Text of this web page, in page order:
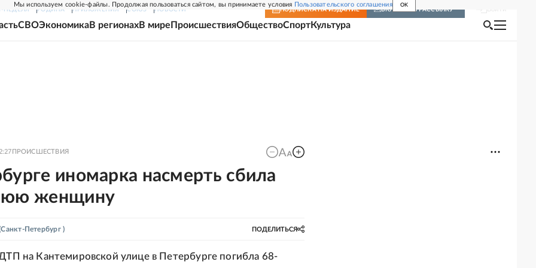
Мы используем cookie-файлы. Продолжая пользоваться сайтом, вы принимаете условия Пользовательского соглашения OK
НЕДЕЛЯ РОДИНА ПРИЛОЖЕНИЯ СОЮЗ НОВОСТИ ПОДПИСКА НА ИЗДАНИЕ ВКЛЮЧИТЬ РАССЫЛКУ
СВОЭкономикаВ регионахВ мире ПроисшествияОбществоСпортКультура
ПРОИСШЕСТВИЯ
иномарка насмерть сбила
женщину
Петербург ) ПОДЕЛИТЬСЯ
ДТП на Кантемировской улице в Петербурге погибла 68-